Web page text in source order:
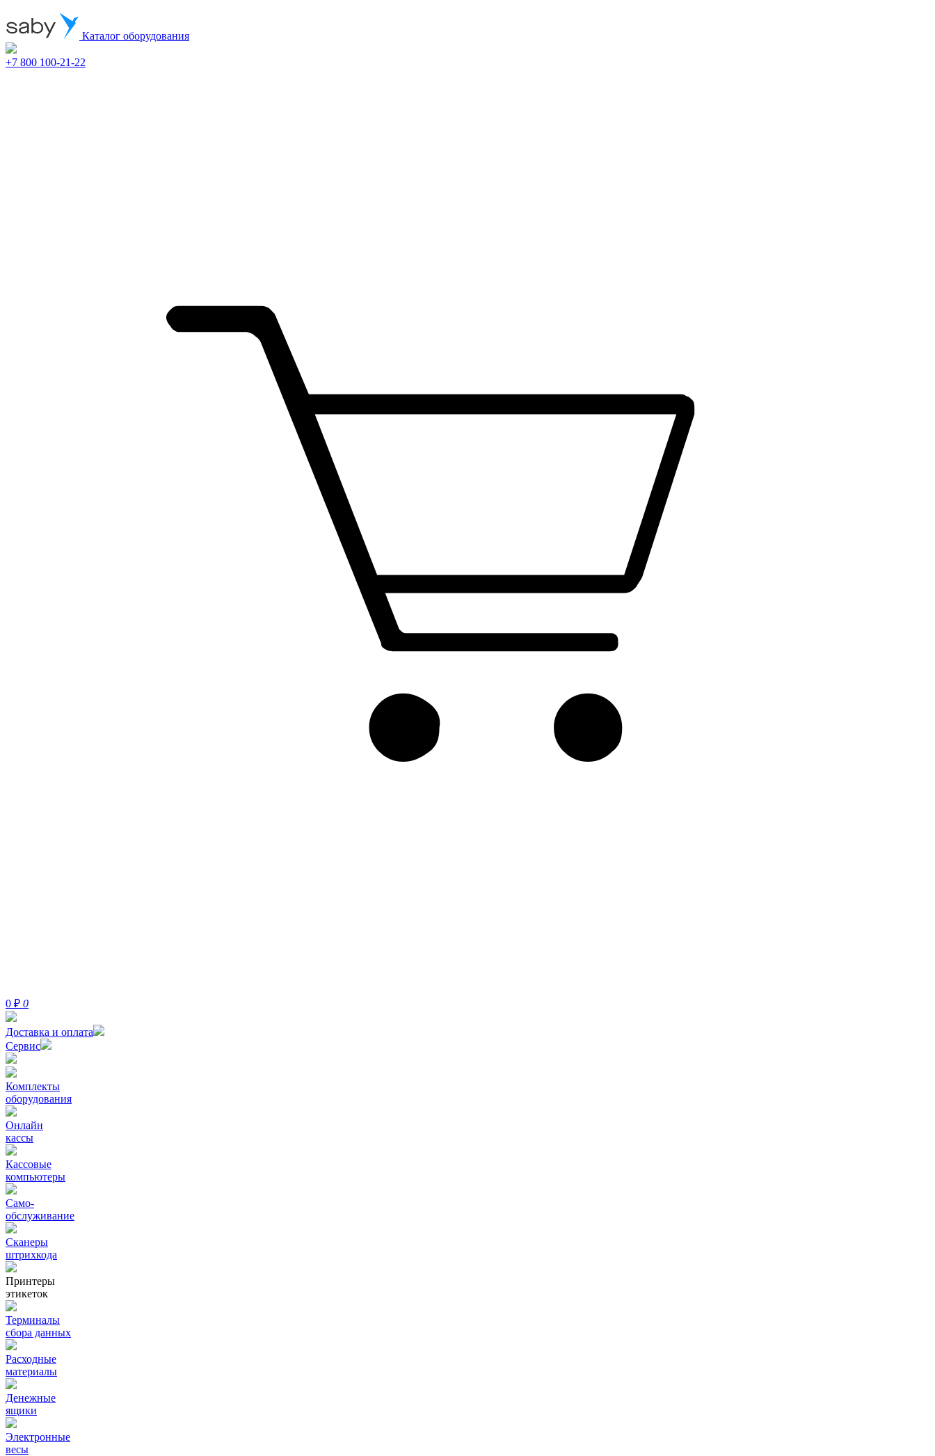
Каталог оборудования
+7 800 100-21-22
0 ₽ 0
Доставка и оплата
Сервис
Комплекты
оборудования
Онлайн
кассы
Кассовые
компьютеры
Само-
обслуживание
Сканеры
штрихкода
Принтеры
этикеток
Терминалы
сбора данных
Расходные
материалы
Денежные
ящики
Электронные
весы